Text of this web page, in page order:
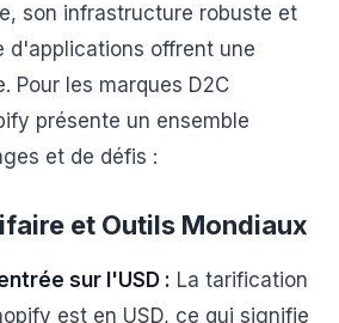
son infrastructure robuste et
d'applications offrent une
Pour les marques D2C
présente un ensemble
et de défis :
et Outils Mondiaux
sur l'USD : La tarification
est en USD, ce qui signifie